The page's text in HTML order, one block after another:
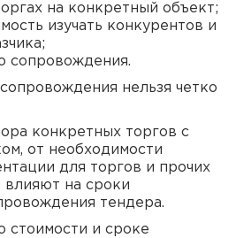
на конкретный объект;
изучать конкурентов и
сопровождения.
нельзя четко
конкретных торгов с
от необходимости
для торгов и прочих
на сроки
тендера.
стоимости и сроке